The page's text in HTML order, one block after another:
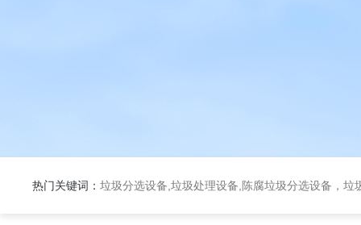
热门关键词： 垃圾分选设备,垃圾处理设备,陈腐垃圾分选设备，垃